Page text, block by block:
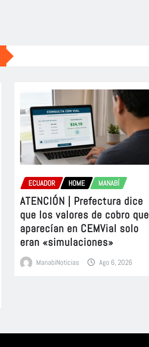
ECUADOR HOME MANABÍ
ATENCIÓN | Prefectura dice
que los valores de cobro que
aparecían en CEMVial solo
eran «simulaciones»
ManabiNoticias Ago 6, 2026